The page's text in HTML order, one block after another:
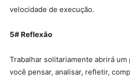
velocidade de execução.
5# Reflexão
Trabalhar solitariamente abrirá
você pensar, analisar, refletir,